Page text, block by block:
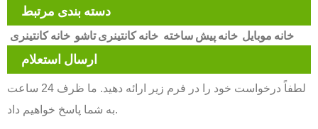
دسته بندی مرتبط
خانه کانتینری خانه کانتینری تاشو خانه پیش ساخته خانه موبایل
ارسال استعلام
لطفاً درخواست خود را در فرم زیر ارائه دهید. ما ظرف 24 ساعت
به شما پاسخ خواهیم داد.